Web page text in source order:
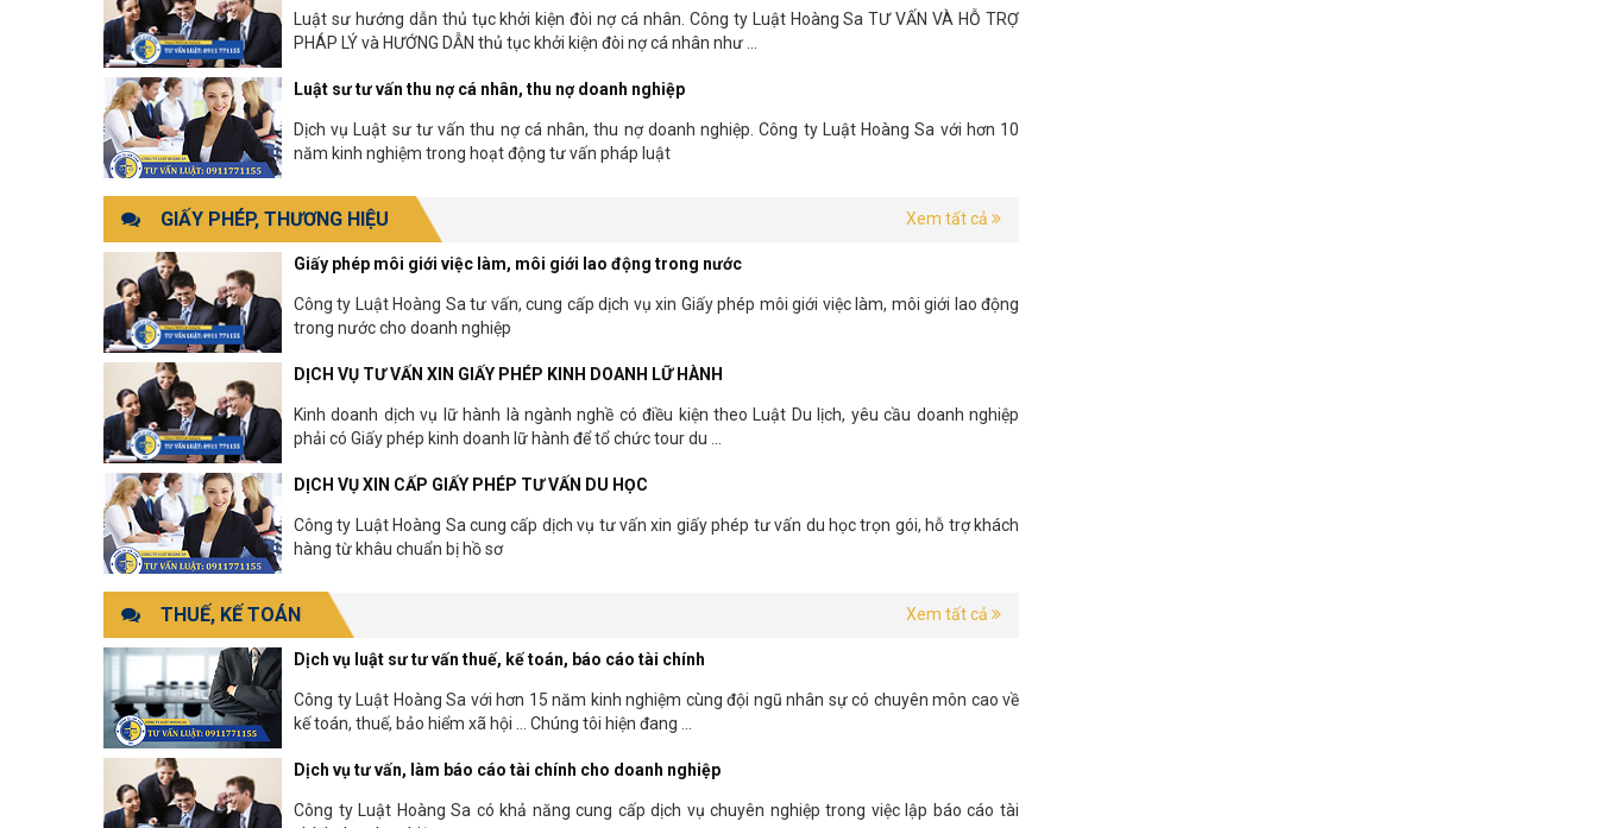
Luật sư hướng dẫn thủ tục khởi kiện đòi nợ cá nhân. Công ty Luật Hoàng Sa TƯ VẤN VÀ HỖ TRỢ
PHÁP LÝ và HƯỚNG DẪN thủ tục khởi kiện đòi nợ cá nhân như ...
Luật sư tư vấn thu nợ cá nhân, thu nợ doanh nghiệp
Dịch vụ Luật sư tư vấn thu nợ cá nhân, thu nợ doanh nghiệp. Công ty Luật Hoàng Sa với hơn 10
năm kinh nghiệm trong hoạt động tư vấn pháp luật
GIẤY PHÉP, THƯƠNG HIỆU Xem tất cả
Giấy phép môi giới việc làm, môi giới lao động trong nước
Công ty Luật Hoàng Sa tư vấn, cung cấp dịch vụ xin Giấy phép môi giới việc làm, môi giới lao động
trong nước cho doanh nghiệp
DỊCH VỤ TƯ VẤN XIN GIẤY PHÉP KINH DOANH LỮ HÀNH
Kinh doanh dịch vụ lữ hành là ngành nghề có điều kiện theo Luật Du lịch, yêu cầu doanh nghiệp
phải có Giấy phép kinh doanh lữ hành để tổ chức tour du ...
DỊCH VỤ XIN CẤP GIẤY PHÉP TƯ VẤN DU HỌC
Công ty Luật Hoàng Sa cung cấp dịch vụ tư vấn xin giấy phép tư vấn du học trọn gói, hỗ trợ khách
hàng từ khâu chuẩn bị hồ sơ
THUẾ, KẾ TOÁN Xem tất cả
Dịch vụ luật sư tư vấn thuế, kế toán, báo cáo tài chính
Công ty Luật Hoàng Sa với hơn 15 năm kinh nghiệm cùng đội ngũ nhân sự có chuyên môn cao về
kế toán, thuế, bảo hiểm xã hội ... Chúng tôi hiện đang ...
Dịch vụ tư vấn, làm báo cáo tài chính cho doanh nghiệp
Công ty Luật Hoàng Sa có khả năng cung cấp dịch vụ chuyên nghiệp trong việc lập báo cáo tài